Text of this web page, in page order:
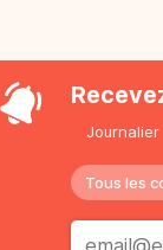
Journalier
Tous les